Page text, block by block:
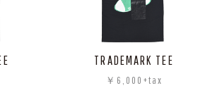
TRADEMARK TEE
￥6,000+tax